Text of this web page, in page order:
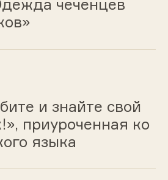
чеченцев
и знайте свой
приуроченная ко
языка